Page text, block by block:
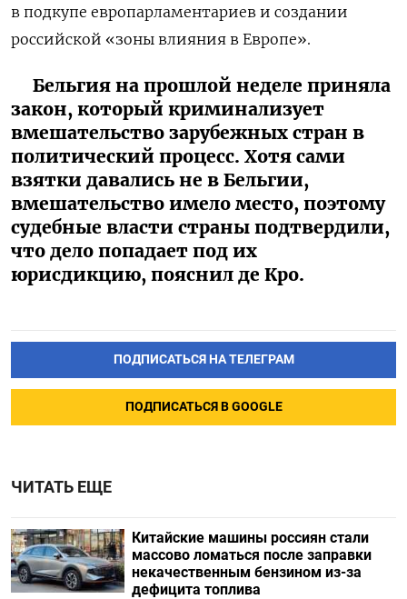
в подкупе европарламентариев и создании
российской «зоны влияния в Европе».
Бельгия на прошлой неделе приняла
закон, который криминализует
вмешательство зарубежных стран в
политический процесс. Хотя сами
взятки давались не в Бельгии,
вмешательство имело место, поэтому
судебные власти страны подтвердили,
что дело попадает под их
юрисдикцию, пояснил де Кро.
ПОДПИСАТЬСЯ НА ТЕЛЕГРАМ
ПОДПИСАТЬСЯ В GOOGLE
ЧИТАТЬ ЕЩЕ
Китайские машины россиян стали
массово ломаться после заправки
некачественным бензином из-за
дефицита топлива